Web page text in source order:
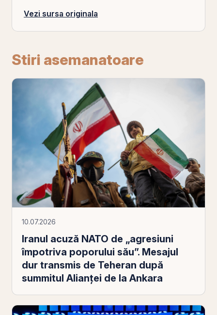
Vezi sursa originala
Stiri asemanatoare
10.07.2026
Iranul acuză NATO de „agresiuni
împotriva poporului său”. Mesajul
dur transmis de Teheran după
summitul Alianței de la Ankara